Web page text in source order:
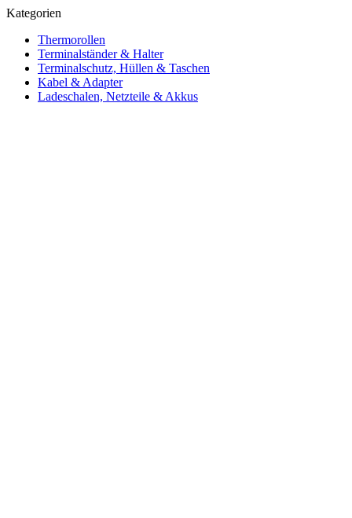
Kategorien
Thermorollen
Terminalständer & Halter
Terminalschutz, Hüllen & Taschen
Kabel & Adapter
Ladeschalen, Netzteile & Akkus